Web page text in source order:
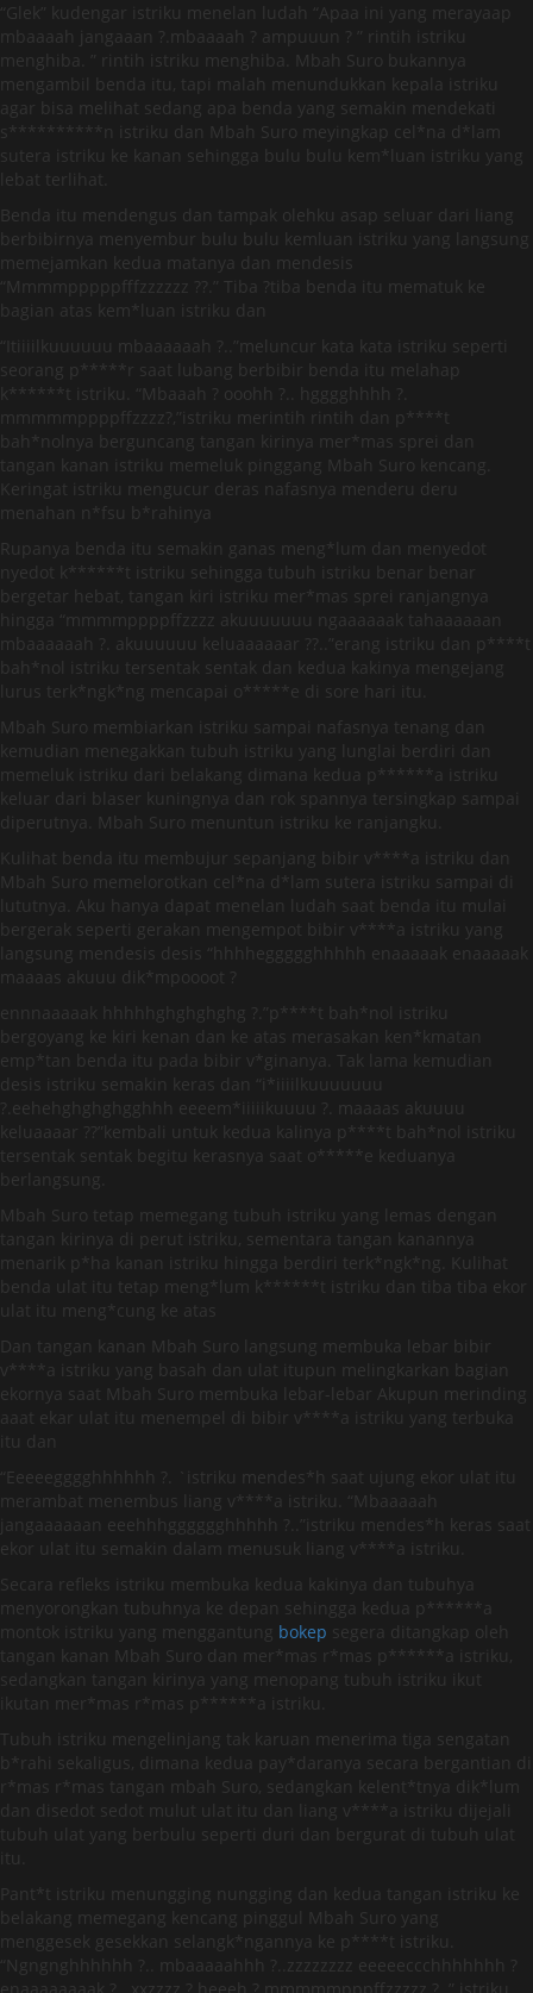
“Glek” kudengar istriku menelan ludah “Apaa ini yang merayaap
mbaaaah jangaaan ?.mbaaaah ? ampuuun ? ” rintih istriku
menghiba. ” rintih istriku menghiba. Mbah Suro bukannya
mengambil benda itu, tapi malah menundukkan kepala istriku
agar bisa melihat sedang apa benda yang semakin mendekati
s**********n istriku dan Mbah Suro meyingkap cel*na d*lam
sutera istriku ke kanan sehingga bulu bulu kem*luan istriku yang
lebat terlihat.
Benda itu mendengus dan tampak olehku asap seluar dari liang
berbibirnya menyembur bulu bulu kemluan istriku yang langsung
memejamkan kedua matanya dan mendesis
“Mmmmpppppfffzzzzzz ??.” Tiba ?tiba benda itu mematuk ke
bagian atas kem*luan istriku dan
“Itiiiilkuuuuuu mbaaaaaah ?..”meluncur kata kata istriku seperti
seorang p*****r saat lubang berbibir benda itu melahap
k******t istriku. “Mbaaah ? ooohh ?.. hgggghhhh ?.
mmmmmppppffzzzz?,”istriku merintih rintih dan p****t
bah*nolnya berguncang tangan kirinya mer*mas sprei dan
tangan kanan istriku memeluk pinggang Mbah Suro kencang.
Keringat istriku mengucur deras nafasnya menderu deru
menahan n*fsu b*rahinya
Rupanya benda itu semakin ganas meng*lum dan menyedot
nyedot k******t istriku sehingga tubuh istriku benar benar
bergetar hebat, tangan kiri istriku mer*mas sprei ranjangnya
hingga “mmmmppppffzzzz akuuuuuuu ngaaaaaak tahaaaaaan
mbaaaaaah ?. akuuuuuu keluaaaaaar ??..”erang istriku dan p****t
bah*nol istriku tersentak sentak dan kedua kakinya mengejang
lurus terk*ngk*ng mencapai o*****e di sore hari itu.
Mbah Suro membiarkan istriku sampai nafasnya tenang dan
kemudian menegakkan tubuh istriku yang lunglai berdiri dan
memeluk istriku dari belakang dimana kedua p******a istriku
keluar dari blaser kuningnya dan rok spannya tersingkap sampai
diperutnya. Mbah Suro menuntun istriku ke ranjangku.
Kulihat benda itu membujur sepanjang bibir v****a istriku dan
Mbah Suro memelorotkan cel*na d*lam sutera istriku sampai di
lututnya. Aku hanya dapat menelan ludah saat benda itu mulai
bergerak seperti gerakan mengempot bibir v****a istriku yang
langsung mendesis desis “hhhheggggghhhhh enaaaaak enaaaaak
maaaas akuuu dik*mpoooot ?
ennnaaaaak hhhhhghghghghg ?.”p****t bah*nol istriku
bergoyang ke kiri kenan dan ke atas merasakan ken*kmatan
emp*tan benda itu pada bibir v*ginanya. Tak lama kemudian
desis istriku semakin keras dan “i*iiiilkuuuuuuu
?.eehehghghghgghhh eeeem*iiiiikuuuu ?. maaaas akuuuu
keluaaaar ??”kembali untuk kedua kalinya p****t bah*nol istriku
tersentak sentak begitu kerasnya saat o*****e keduanya
berlangsung.
Mbah Suro tetap memegang tubuh istriku yang lemas dengan
tangan kirinya di perut istriku, sementara tangan kanannya
menarik p*ha kanan istriku hingga berdiri terk*ngk*ng. Kulihat
benda ulat itu tetap meng*lum k******t istriku dan tiba tiba ekor
ulat itu meng*cung ke atas
Dan tangan kanan Mbah Suro langsung membuka lebar bibir
v****a istriku yang basah dan ulat itupun melingkarkan bagian
ekornya saat Mbah Suro membuka lebar-lebar Akupun merinding
aaat ekar ulat itu menempel di bibir v****a istriku yang terbuka
itu dan
“Eeeeegggghhhhhh ?. `istriku mendes*h saat ujung ekor ulat itu
merambat menembus liang v****a istriku. “Mbaaaaah
jangaaaaaan eeehhhgggggghhhhh ?..”istriku mendes*h keras saat
ekor ulat itu semakin dalam menusuk liang v****a istriku.
Secara refleks istriku membuka kedua kakinya dan tubuhya
menyorongkan tubuhnya ke depan sehingga kedua p******a
montok istriku yang menggantung bokep segera ditangkap oleh
tangan kanan Mbah Suro dan mer*mas r*mas p******a istriku,
sedangkan tangan kirinya yang menopang tubuh istriku ikut
ikutan mer*mas r*mas p******a istriku.
Tubuh istriku mengelinjang tak karuan menerima tiga sengatan
b*rahi sekaligus, dimana kedua pay*daranya secara bergantian di
r*mas r*mas tangan mbah Suro, sedangkan kelent*tnya dik*lum
dan disedot sedot mulut ulat itu dan liang v****a istriku dijejali
tubuh ulat yang berbulu seperti duri dan bergurat di tubuh ulat
itu.
Pant*t istriku menungging nungging dan kedua tangan istriku ke
belakang memegang kencang pinggul Mbah Suro yang
menggesek gesekkan selangk*ngannya ke p****t istriku.
“Ngngnghhhhhh ?.. mbaaaaahhh ?..zzzzzzzz eeeeeccchhhhhhh ?